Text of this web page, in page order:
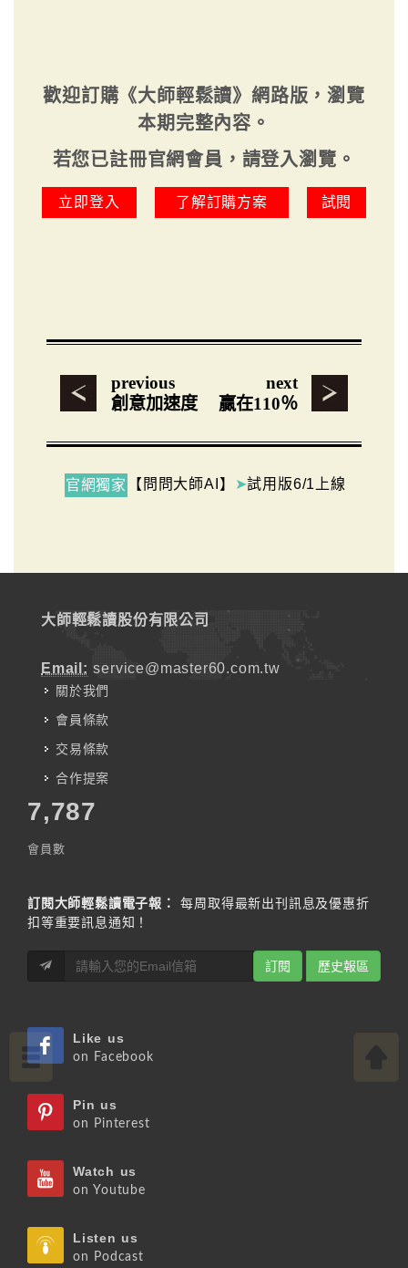
歡迎訂購《大師輕鬆讀》網路版，瀏覽
本期完整內容。
若您已註冊官網會員，請登入瀏覽。
立即登入 了解訂購方案 試閱
previous
創意加速度
next
贏在110％
官網獨家 【問問大師AI】 ➤試用版6/1上線
大師輕鬆讀股份有限公司
Email: service@master60.com.tw
關於我們
會員條款
交易條款
合作提案
7,787
會員數
訂閱大師輕鬆讀電子報：
每周取得最新出刊訊息及優惠折
扣等重要訊息通知！
訂閱 歷史報區
Like us
on Facebook
Pin us
on Pinterest
Watch us
on Youtube
Listen us
on Podcast